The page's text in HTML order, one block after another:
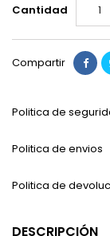
Cantidad
Compartir
Politica de
Politica de envios
Politica de
DESCRIPCIÓN